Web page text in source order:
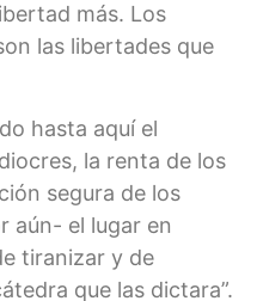
más. Los
las libertades que
hasta aquí el
la renta de los
segura de los
aún- el lugar en
tiranizar y de
que las dictara”.